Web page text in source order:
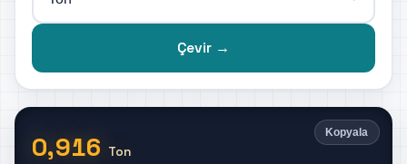
Çevir →
Kopyala
0,916 Ton